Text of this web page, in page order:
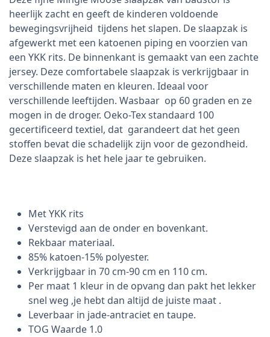
heerlijk zacht en geeft de kinderen voldoende
bewegingsvrijheid tijdens het slapen. De slaapzak is
afgewerkt met een katoenen piping en voorzien van
een YKK rits. De binnenkant is gemaakt van een zachte
jersey. Deze comfortabele slaapzak is verkrijgbaar in
verschillende maten en kleuren. Ideaal voor
verschillende leeftijden. Wasbaar op 60 graden en ze
mogen in de droger. Oeko-Tex standaard 100
gecertificeerd textiel, dat garandeert dat het geen
stoffen bevat die schadelijk zijn voor de gezondheid.
Deze slaapzak is het hele jaar te gebruiken.
Met YKK rits
Verstevigd aan de onder en bovenkant.
Rekbaar materiaal.
85% katoen-15% polyester.
Verkrijgbaar in 70 cm-90 cm en 110 cm.
Per maat 1 kleur in de opvang dan pakt het lekker
snel weg ,je hebt dan altijd de juiste maat .
Leverbaar in jade-antraciet en taupe.
TOG Waarde 1.0